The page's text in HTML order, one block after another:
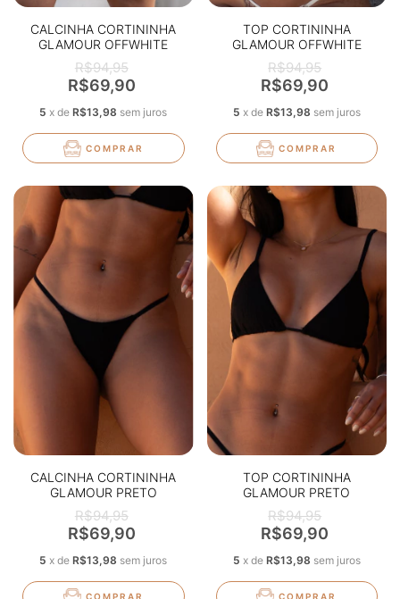
CALCINHA CORTININHA
GLAMOUR OFFWHITE
TEXTURIZADO
R$94,95
R$69,90
5 xdeR$13,98 sem juros
COMPRAR
TOP CORTININHA
GLAMOUR OFFWHITE
TEXTURIZADO
R$94,95
R$69,90
5 x de R$13,98 sem juros
COMPRAR
CALCINHA CORTININHA
GLAMOUR PRETO
TEXTURIZADO
R$94,95
R$69,90
5 xdeR$13,98 sem juros
COMPRAR
TOP CORTININHA
GLAMOUR PRETO
TEXTURIZADO
R$94,95
R$69,90
5 x de R$13,98 sem juros
COMPRAR